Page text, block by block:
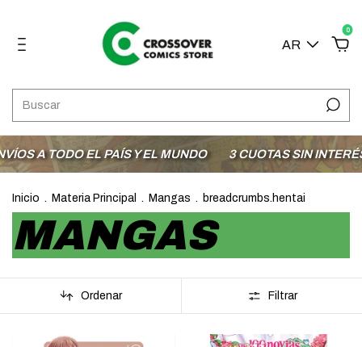
AR
0
EL PAÍS Y EL MUNDO 3 CUOTAS SIN INTERÉS CON
Inicio . Materia Principal . Mangas . breadcrumbs.hentai
MANGAS
Ordenar Filtrar